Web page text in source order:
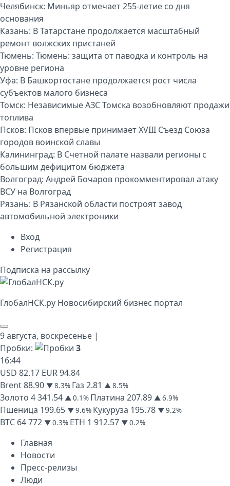
Челябинск: Миньяр отмечает 255-летие со дня
основания
Казань: В Татарстане продолжается масштабный
ремонт волжских пристаней
Тюмень: Тюмень: защита от паводка и контроль на
уровне региона
Уфа: В Башкортостане продолжается рост числа
субъектов малого бизнеса
Томск: Независимые АЗС Томска возобновляют продажи
топлива
Псков: Псков впервые принимает XVIII Съезд Союза
городов воинской славы
Калининград: В Счетной палате назвали регионы с
большим дефицитом бюджета
Волгоград: Андрей Бочаров прокомментировал атаку
ВСУ на Волгоград
Рязань: В Рязанской области построят завод
автомобильной электроники
Вход
Регистрация
Подписка на рассылку
ГлобалНСК.py Новосибирский бизнес портал
9 августа, воскресенье |
Пробки:
3
16:44
USD 82.17 EUR94.84
Brent88.90 ▼ 8.3% Газ 2.81 ▲ 8.5%
Золото 4 341.54 ▲ 0.1% Платина 207.89 ▲ 6.9%
Пшеница 199.65 ▼ 9.6% Кукуруза 195.78 ▼ 9.2%
BTC 64 772 ▼ 0.3% ETH 1 912.57 ▼ 0.2%
Главная
Новости
Пресс-релизы
Люди